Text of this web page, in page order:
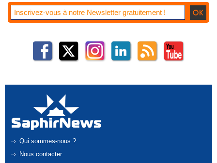
Qui sommes-nous ?
Nous contacter